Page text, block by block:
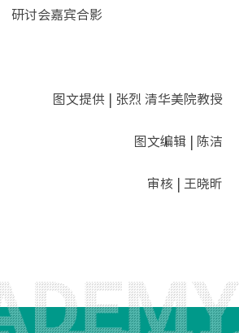
研讨会嘉宾合影
图文提供 | 张烈 清华美院教授
图文编辑 | 陈洁
审核 | 王晓昕